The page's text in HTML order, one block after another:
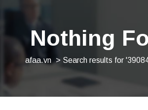
Nothing
afaa.vn > Search results for